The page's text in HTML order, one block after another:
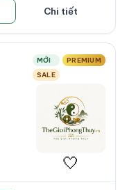
Chi tiết
MỚI
PREMIUM
SALE
🤍